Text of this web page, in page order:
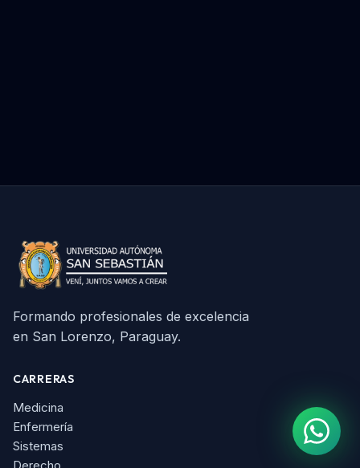
Formando profesionales de excelencia
en San Lorenzo, Paraguay.
CARRERAS
Medicina
Enfermería
Sistemas